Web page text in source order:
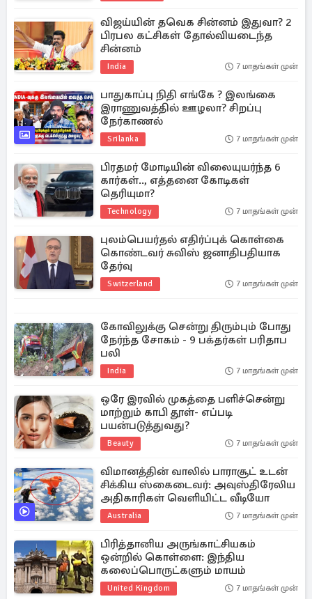
விஜய்யின் தவெக சின்னம் இதுவா? 2
பிரபல கட்சிகள் தோல்வியடைந்த
சின்னம்
India 7 மாதங்கள் முன்
பாதுகாப்பு நிதி எங்கே ? இலங்கை
இராணுவத்தில் ஊழலா? சிறப்பு
நேர்காணல்
Srilanka 7 மாதங்கள் முன்
பிரதமர் மோடியின் விலையுயர்ந்த 6
கார்கள்.., எத்தனை கோடிகள்
தெரியுமா?
Technology 7 மாதங்கள் முன்
புலம்பெயர்தல் எதிர்ப்புக் கொள்கை
கொண்டவர் சுவிஸ் ஜனாதிபதியாக
தேர்வு
Switzerland 7 மாதங்கள் முன்
கோவிலுக்கு சென்று திரும்பும் போது
நேர்ந்த சோகம் - 9 பக்தர்கள் பரிதாப
பலி
India 7 மாதங்கள் முன்
ஒரே இரவில் முகத்தை பளிச்சென்று
மாற்றும் காபி தூள்- எப்படி
பயன்படுத்துவது?
Beauty 7 மாதங்கள் முன்
விமானத்தின் வாலில் பாராசூட் உடன்
சிக்கிய ஸ்கைடைவர்: அவுஸ்திரேலிய
அதிகாரிகள் வெளியிட்ட வீடியோ
Australia 7 மாதங்கள் முன்
பிரித்தானிய அருங்காட்சியகம்
ஒன்றில் கொள்ளை: இந்திய
கலைப்பொருட்களும் மாயம்
United Kingdom 7 மாதங்கள் முன்